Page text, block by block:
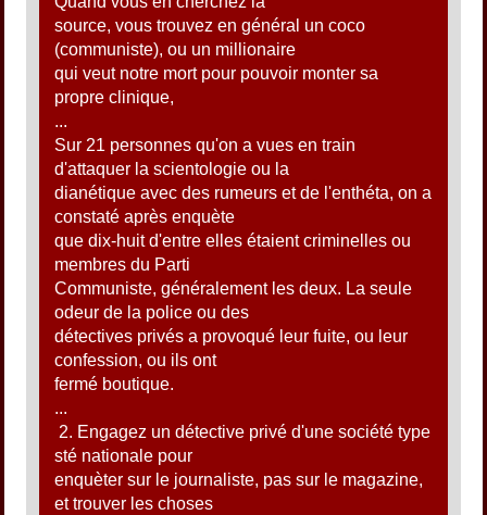
source, vous trouvez en général un coco
(communiste), ou un millionaire
qui veut notre mort pour pouvoir monter sa
propre clinique,
...
Sur 21 personnes qu'on a vues en train
d'attaquer la scientologie ou la
dianétique avec des rumeurs et de l'enthéta, on a
constaté après enquète
que dix-huit d'entre elles étaient criminelles ou
membres du Parti
Communiste, généralement les deux. La seule
odeur de la police ou des
détectives privés a provoqué leur fuite, ou leur
confession, ou ils ont
fermé boutique.
...
2. Engagez un détective privé d'une société type
sté nationale pour
enquèter sur le journaliste, pas sur le magazine,
et trouver les choses